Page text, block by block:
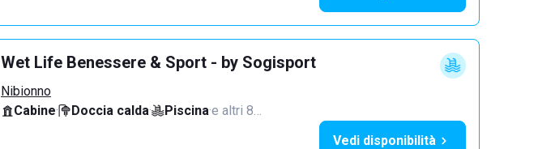
Wet Life Benessere & Sport - by Sogisport
Nibionno
Cabine· Doccia calda· Piscina·e altri 8…
Vedi disponibilità